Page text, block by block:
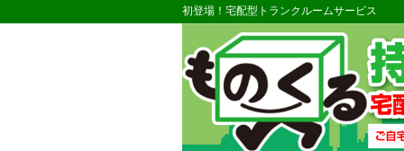
初登場！宅配型トランクルームサービス